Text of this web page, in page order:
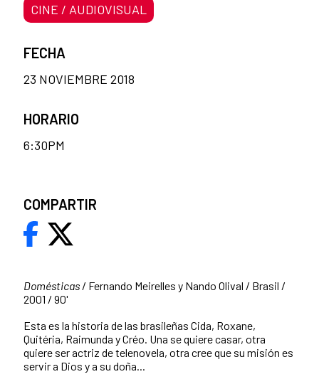
Domésticas / Fernando Meirelles y Nando Olival / Brasil /
2001 / 90'
Esta es la historia de las brasileñas Cida, Roxane,
Quitéria, Raimunda y Créo. Una se quiere casar, otra
quiere ser actriz de telenovela, otra cree que su misión es
servir a Dios y a su doña...
CINE / AUDIOVISUAL
FECHA
23 NOVIEMBRE 2018
HORARIO
6:30PM
COMPARTIR